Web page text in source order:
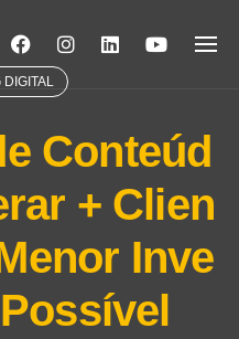
DIGITAL
Conteúd
+ Clien
Inve